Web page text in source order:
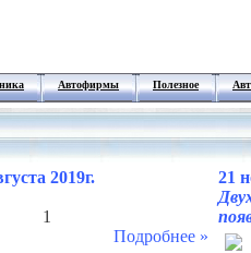
Автофирмы Полезное
2019г.
1
Подробнее »
21